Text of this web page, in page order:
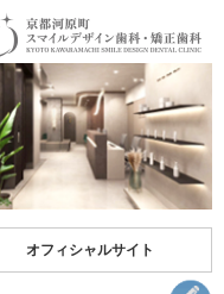
オフィシャルサイト